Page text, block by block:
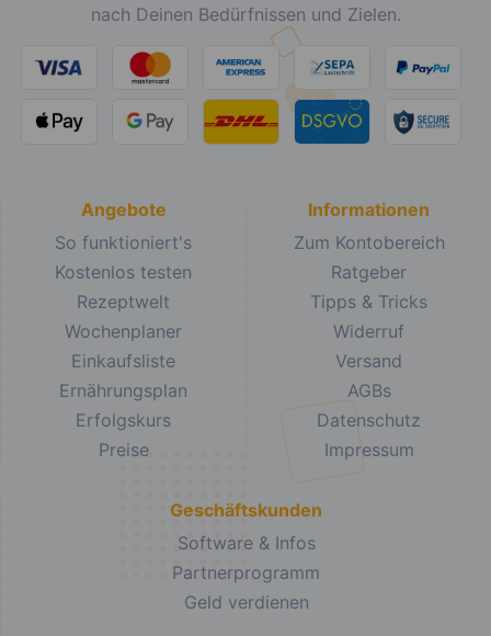
nach Deinen Bedürfnissen und Zielen.
Angebote
So funktioniert's
Kostenlos testen
Rezeptwelt
Wochenplaner
Einkaufsliste
Ernährungsplan
Erfolgskurs
Preise
Informationen
Zum Kontobereich
Ratgeber
Tipps & Tricks
Widerruf
Versand
AGBs
Datenschutz
Impressum
Geschäftskunden
Software & Infos
Partnerprogramm
Geld verdienen